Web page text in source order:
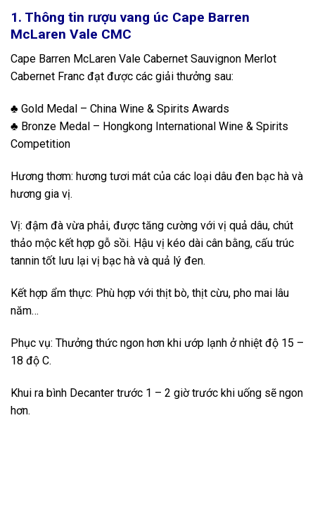
1. Thông tin rượu vang úc Cape Barren
McLaren Vale CMC
Cape Barren McLaren Vale Cabernet Sauvignon Merlot
Cabernet Franc đạt được các giải thưởng sau:
♣ Gold Medal – China Wine & Spirits Awards
♣ Bronze Medal – Hongkong International Wine & Spirits
Competition
Hương thơm: hương tươi mát của các loại dâu đen bạc hà và
hương gia vị.
Vị: đậm đà vừa phải, được tăng cường với vị quả dâu, chút
thảo mộc kết hợp gỗ sồi. Hậu vị kéo dài cân bằng, cấu trúc
tannin tốt lưu lại vị bạc hà và quả lý đen.
Kết hợp ẩm thực: Phù hợp với thịt bò, thịt cừu, pho mai lâu
năm…
Phục vụ: Thưởng thức ngon hơn khi ướp lạnh ở nhiệt độ 15 –
18 độ C.
Khui ra bình Decanter trước 1 – 2 giờ trước khi uống sẽ ngon
hơn.